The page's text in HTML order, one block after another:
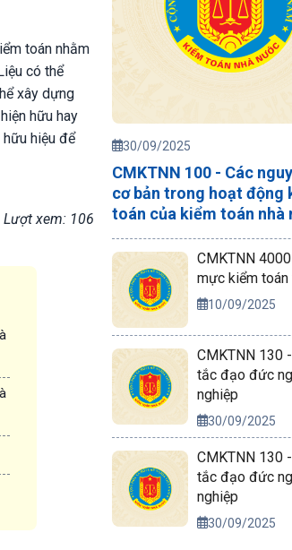
toán nhằm
có thể
xây dựng
hữu hay
hiệu để
Lượt xem: 106
30/09/2025
CMKTNN 100 - Các
cơ bản trong hoạt động
toán của kiểm toán nhà
CMKTNN
mực kiểm toán
10/09/2025
CMKTNN 130
tắc đạo đức
nghiệp
30/09/2025
CMKTNN 130
tắc đạo đức
nghiệp
30/09/2025